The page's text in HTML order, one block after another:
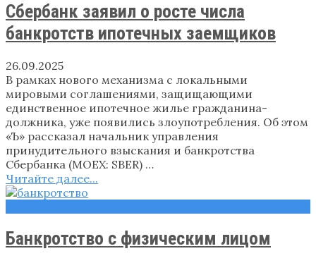
Сбербанк заявил о росте числа
банкротств ипотечных заемщиков
26.09.2025
В рамках нового механизма с локальными
мировыми соглашениями, защищающими
единственное ипотечное жилье гражданина-
должника, уже появились злоупотребления. Об этом
«Ъ» рассказал начальник управления
принудительного взыскания и банкротства
Сбербанка (MOEX: SBER) …
Читайте далее...
Банкротство с физическим лицом